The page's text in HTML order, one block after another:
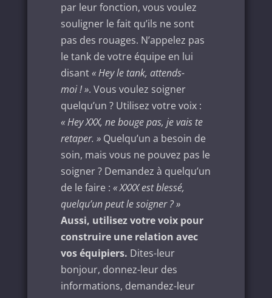
par leur fonction, vous voulez
souligner le fait qu’ils ne sont
pas des rouages. N’appelez pas
le tank de votre équipe en lui
disant« Hey le tank, attends-
moi ! ». Vous voulez soigner
quelqu’un ? Utilisez votre voix :
« Hey XXX, ne bouge pas, je vais te
retaper. »Quelqu’un a besoin de
soin, mais vous ne pouvez pas le
soigner ? Demandez à quelqu’un
de le faire : « XXXX est blessé,
quelqu’un peut le soigner ? »
Aussi, utilisez votre voix pour
construire une relation avec
vos équipiers. Dites-leur
bonjour, donnez-leur des
informations, demandez-leur